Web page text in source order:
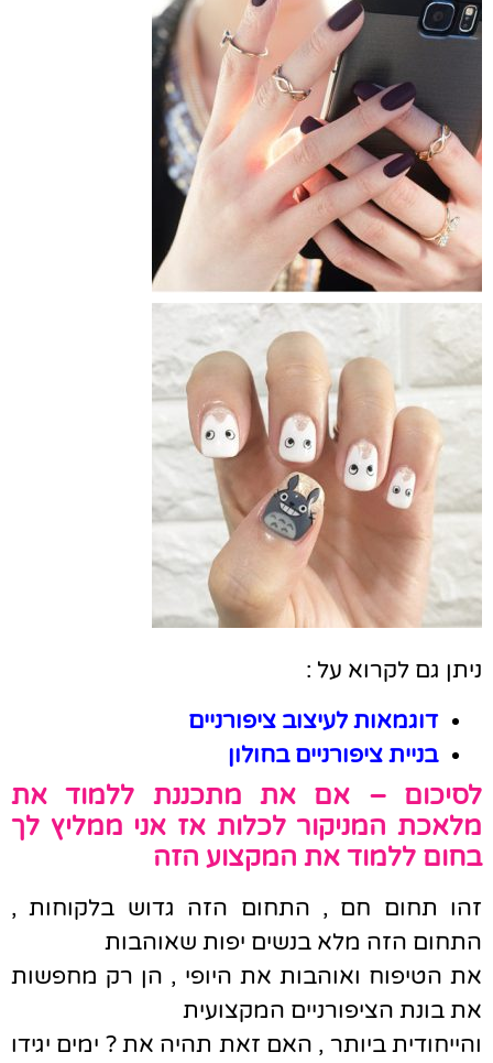
ניתן גם לקרוא על :
דוגמאות לעיצוב ציפורניים
בניית ציפורניים בחולון
לסיכום – אם את מתכננת ללמוד את
מלאכת המניקור לכלות אז אני ממליץ לך
בחום ללמוד את המקצוע הזה
זהו תחום חם , התחום הזה גדוש בלקוחות ,
התחום הזה מלא בנשים יפות שאוהבות
את הטיפוח ואוהבות את היופי , הן רק מחפשות
את בונת הציפורניים המקצועית
והייחודית ביותר , האם זאת תהיה את ? ימים יגידו